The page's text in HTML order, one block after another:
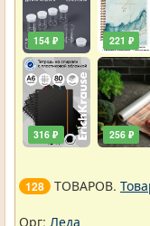
154 ₽
316 ₽
221 ₽
256 ₽
128 ТОВАРОВ.
Орг: Леда